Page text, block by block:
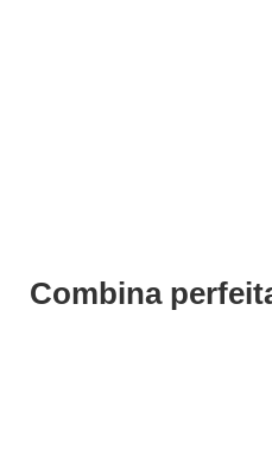
Combina